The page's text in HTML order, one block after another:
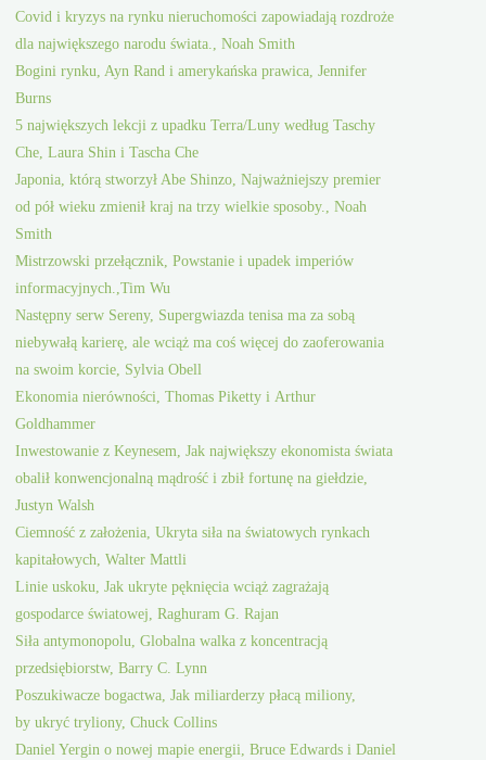
Covid i kryzys na rynku nieruchomości zapowiadają rozdroże
dla największego narodu świata., Noah Smith
Bogini rynku, Ayn Rand i amerykańska prawica, Jennifer
Burns
5 największych lekcji z upadku Terra/Luny według Taschy
Che, Laura Shin i Tascha Che
Japonia, którą stworzył Abe Shinzo, Najważniejszy premier
od pół wieku zmienił kraj na trzy wielkie sposoby., Noah
Smith
Mistrzowski przełącznik, Powstanie i upadek imperiów
informacyjnych.,Tim Wu
Następny serw Sereny, Supergwiazda tenisa ma za sobą
niebywałą karierę, ale wciąż ma coś więcej do zaoferowania
na swoim korcie, Sylvia Obell
Ekonomia nierówności, Thomas Piketty i Arthur
Goldhammer
Inwestowanie z Keynesem, Jak największy ekonomista świata
obalił konwencjonalną mądrość i zbił fortunę na giełdzie,
Justyn Walsh
Ciemność z założenia, Ukryta siła na światowych rynkach
kapitałowych, Walter Mattli
Linie uskoku, Jak ukryte pęknięcia wciąż zagrażają
gospodarce światowej, Raghuram G. Rajan
Siła antymonopolu, Globalna walka z koncentracją
przedsiębiorstw, Barry C. Lynn
Poszukiwacze bogactwa, Jak miliarderzy płacą miliony,
by ukryć tryliony, Chuck Collins
Daniel Yergin o nowej mapie energii, Bruce Edwards i Daniel